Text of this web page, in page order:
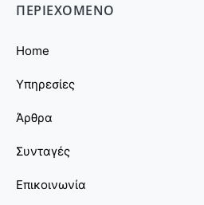
ΠΕΡΙΕΧΟΜΕΝΟ
Home
Υπηρεσίες
Άρθρα
Συνταγές
Επικοινωνία